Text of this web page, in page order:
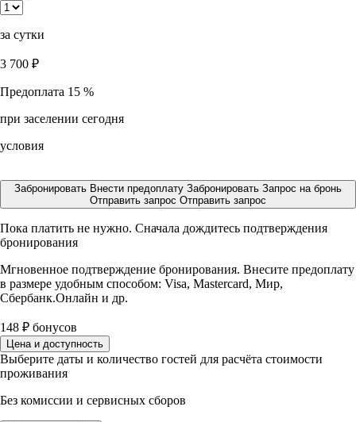
за сутки
3 700 ₽
Предоплата 15 %
при заселении сегодня
условия
Забронировать Внести предоплату Забронировать Запрос на бронь
Отправить запрос Отправить запрос
Пока платить не нужно. Сначала дождитесь подтверждения
бронирования
Мгновенное подтверждение бронирования. Внесите предоплату
в размере удобным способом: Visa, Mastercard, Мир,
Сбербанк.Онлайн и др.
148 ₽ бонусов
Цена и доступность
Выберите даты и количество гостей для расчёта стоимости
проживания
Без комиссии и сервисных сборов